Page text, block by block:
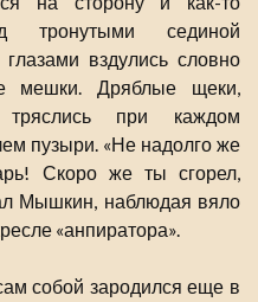
тронутыми сединой
вздулись словно
мешки. Дряблые щеки,
при каждом
пузыри. «Не надолго же
Скоро же ты сгорел,
Мышкин, наблюдая вяло
«анпиратора».
собой зародился еще в